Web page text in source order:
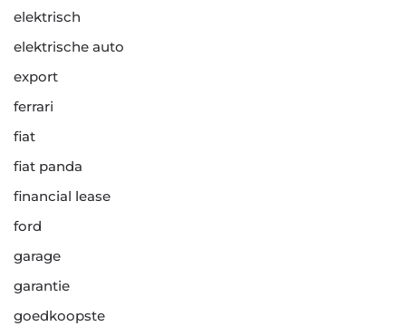
elektrisch
elektrische auto
export
ferrari
fiat
fiat panda
financial lease
ford
garage
garantie
goedkoopste